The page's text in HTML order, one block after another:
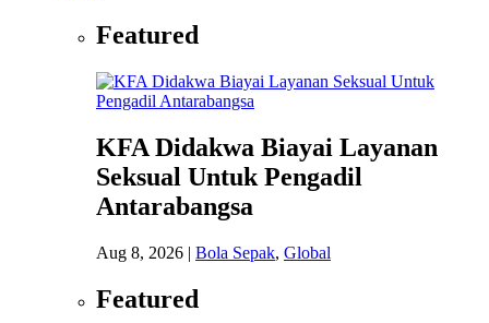
Featured
KFA Didakwa Biayai Layanan
Seksual Untuk Pengadil
Antarabangsa
Aug 8, 2026 | Bola Sepak, Global
Featured